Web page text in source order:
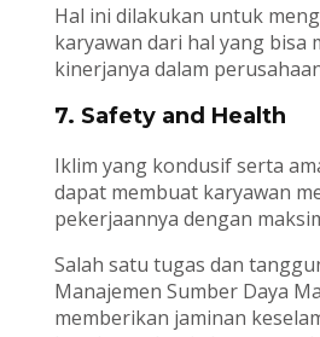
Hal ini dilakukan untuk
karyawan dari hal yang bisa
kinerjanya dalam
7. Safety and Health
Iklim yang kondusif serta
dapat membuat karyawan
pekerjaannya dengan
Salah satu tugas dan
Manajemen Sumber Daya
memberikan jaminan